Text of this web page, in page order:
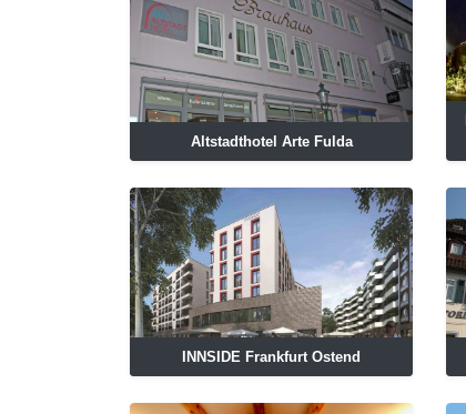
Altstadthotel Arte Fulda
INNSIDE Frankfurt Ostend